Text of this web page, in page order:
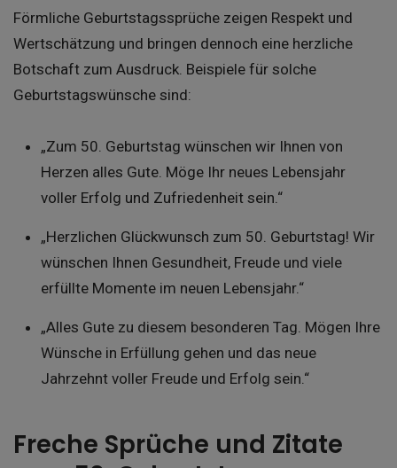
Förmliche Geburtstagssprüche zeigen Respekt und
Wertschätzung und bringen dennoch eine herzliche
Botschaft zum Ausdruck. Beispiele für solche
Geburtstagswünsche sind:
„Zum 50. Geburtstag wünschen wir Ihnen von
Herzen alles Gute. Möge Ihr neues Lebensjahr
voller Erfolg und Zufriedenheit sein.“
„Herzlichen Glückwunsch zum 50. Geburtstag! Wir
wünschen Ihnen Gesundheit, Freude und viele
erfüllte Momente im neuen Lebensjahr.“
„Alles Gute zu diesem besonderen Tag. Mögen Ihre
Wünsche in Erfüllung gehen und das neue
Jahrzehnt voller Freude und Erfolg sein.“
Freche Sprüche und Zitate